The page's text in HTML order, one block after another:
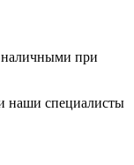
наличными при
наши специалисты